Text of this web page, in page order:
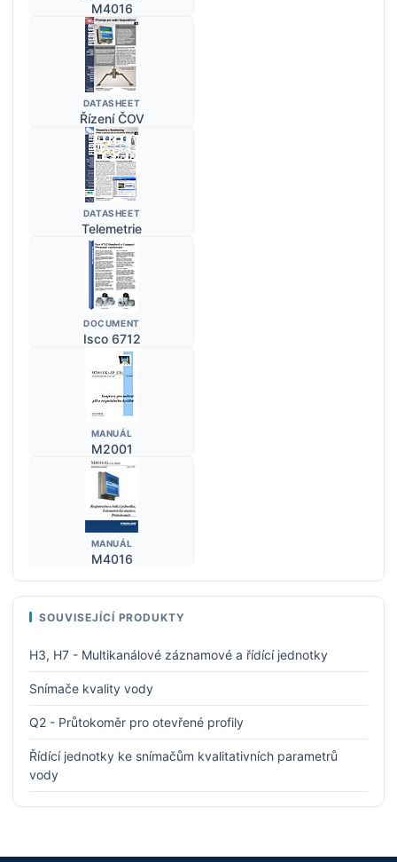
M4016
DATASHEET
Řízení ČOV
DATASHEET
Telemetrie
DOCUMENT
Isco 6712
MANUÁL
M2001
MANUÁL
M4016
SOUVISEJÍCÍ PRODUKTY
H3, H7 - Multikanálové záznamové a řídící jednotky
Snímače kvality vody
Q2 - Průtokoměr pro otevřené profily
Řídící jednotky ke snímačům kvalitativních parametrů
vody